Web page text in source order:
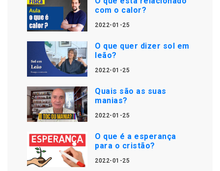
com o calor?
2022-01-25
O que quer dizer sol em
leão?
2022-01-25
Quais são as suas
manias?
2022-01-25
O que é a esperança
para o cristão?
2022-01-25